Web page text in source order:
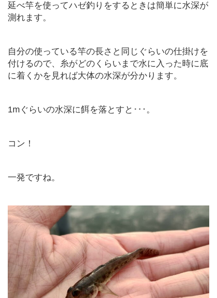
延べ竿を使ってハゼ釣りをするときは簡単に水深が
測れます。
自分の使っている竿の長さと同じぐらいの仕掛けを
付けるので、糸がどのくらいまで水に入った時に底
に着くかを見れば大体の水深が分かります。
1mぐらいの水深に餌を落とすと･･･。
コン！
一発ですね。